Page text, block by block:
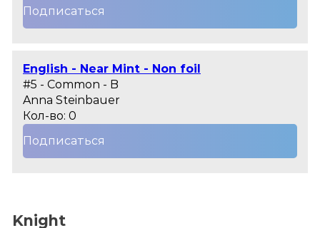
Подписаться
English - Near Mint - Non foil
#5 - Common - B
Anna Steinbauer
Кол-во: 0
Подписаться
Knight